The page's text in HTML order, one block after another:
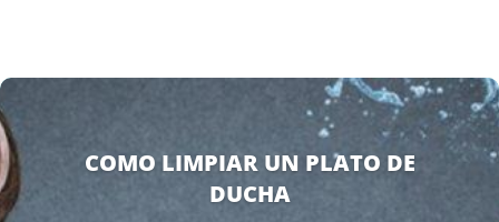
COMO LIMPIAR UN PLATO DE
DUCHA